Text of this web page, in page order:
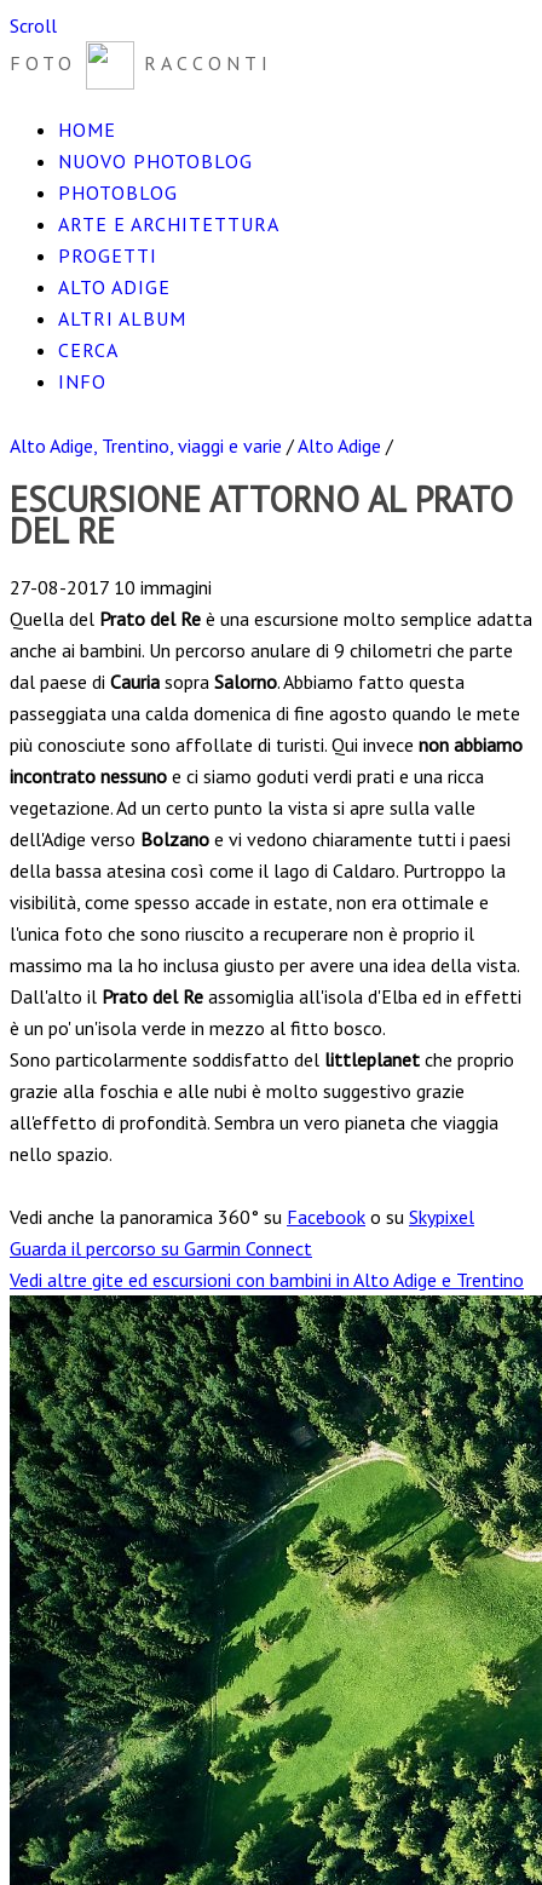
Scroll
FOTO
RACCONTI
HOME
NUOVO PHOTOBLOG
PHOTOBLOG
ARTE E ARCHITETTURA
PROGETTI
ALTO ADIGE
ALTRI ALBUM
CERCA
INFO
Alto Adige, Trentino, viaggi e varie /Alto Adige /
ESCURSIONE ATTORNO AL PRATO
DEL RE
27-08-2017 10 immagini
Quella del Prato del Re è una escursione molto semplice adatta
anche ai bambini. Un percorso anulare di 9 chilometri che parte
dal paese di Cauria sopra Salorno. Abbiamo fatto questa
passeggiata una calda domenica di fine agosto quando le mete
più conosciute sono affollate di turisti. Qui invece non abbiamo
incontrato nessuno e ci siamo goduti verdi prati e una ricca
vegetazione. Ad un certo punto la vista si apre sulla valle
dell'Adige verso Bolzano e vi vedono chiaramente tutti i paesi
della bassa atesina così come il lago di Caldaro. Purtroppo la
visibilità, come spesso accade in estate, non era ottimale e
l'unica foto che sono riuscito a recuperare non è proprio il
massimo ma la ho inclusa giusto per avere una idea della vista.
Dall'alto il Prato del Re assomiglia all'isola d'Elba ed in effetti
è un po' un'isola verde in mezzo al fitto bosco.
Sono particolarmente soddisfatto del littleplanet che proprio
grazie alla foschia e alle nubi è molto suggestivo grazie
all'effetto di profondità. Sembra un vero pianeta che viaggia
nello spazio.
Vedi anche la panoramica 360° su Facebook o su Skypixel
Guarda il percorso su Garmin Connect
Vedi altre gite ed escursioni con bambini in Alto Adige e Trentino